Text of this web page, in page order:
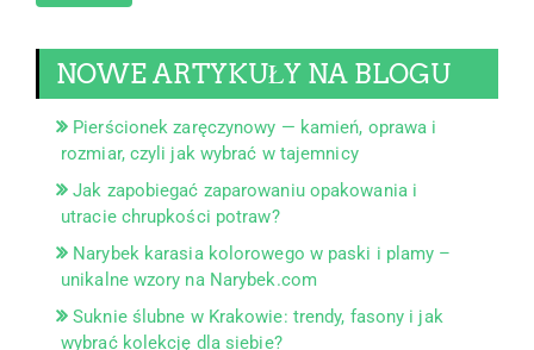
NOWE ARTYKUŁY NA BLOGU
Pierścionek zaręczynowy — kamień, oprawa i
rozmiar, czyli jak wybrać w tajemnicy
Jak zapobiegać zaparowaniu opakowania i
utracie chrupkości potraw?
Narybek karasia kolorowego w paski i plamy –
unikalne wzory na Narybek.com
Suknie ślubne w Krakowie: trendy, fasony i jak
wybrać kolekcję dla siebie?